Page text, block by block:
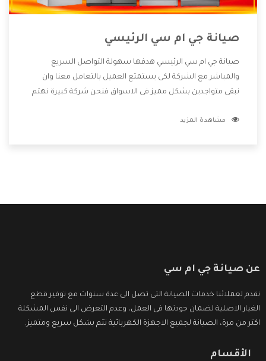
صيانة جي ام سي الرئيسي
صيانة جي ام سي الرئيسي هدفها سهولة التواصل السريع
والمباشر مع الشركة لكى يستمتع العميل بالتعامل معنا وان
نبقى متواجدين بشكل مميز فى الاسواق فنحن شركة كبيرة نهتم
الشركة بها والتى تكون منها خدمة الصيانة التى تكون من أهم
مشاهدة المزيد
عن صيانة جي ام سي
نقدم لعملائنا خدمات الصيانة التى تصل الى عدة سنوات مع توفير قطع
الغيار الاصلية لضمان جودتها فى العمل، وعدم التعرض الى نفس المشكلة
اكثر من مرة، الصيانة لجميع الاجهزة الكهربائية تتم بشكل سريع ومتميز.
الأقسام